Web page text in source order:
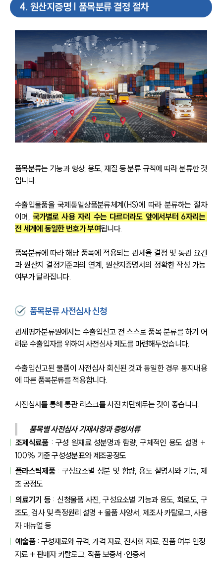
4. 원산지증명 | 품목분류 결정 절차
품목분류는 기능과 형상, 용도, 재질 등 분류 규칙에 따라 분류한 것
입니다.
수출입물품을 국제통일상품분류체계(HS)에 따라 분류하는 절차
이며, 국가별로 사용 자리 수는 다르더라도 앞에서부터 6자리는
전 세계에 동일한 번호가 부여됩니다.
품목분류에 따라 해당 품목에 적용되는 관세율 결정 및 통관 요건
과 원산지 결정기준과의 연계, 원산지증명서의 정확한 작성 가능
여부가 달라집니다.
품목분류 사전심사 신청
관세평가분류원에서는 수출입신고 전 스스로 품목 분류를 하기 어
려운 수출입자를 위하여 사전심사 제도를 마련해두었습니다.
수출입신고된 물품이 사전심사 회신된 것과 동일한 경우 통지내용
에 따른 품목분류를 적용합니다.
사전심사를 통해 통관 리스크를 사전 차단해두는 것이 좋습니다.
품목별 사전심사 기재사항과 증빙서류
조제식료품 : 구성 원재료 성분명과 함량, 구체적인 용도 설명 +
100% 기준 구성성분표와 제조공정도
플라스틱제품 : 구성요소별 성분 및 함량, 용도 설명서와 기능, 제
조 공정도
의료기기 등 : 신청물품 사진, 구성요소별 기능과 용도, 회로도, 구
조도, 검사 및 측정원리 설명 + 물품 사양서, 제조사 카탈로그, 사용
자 매뉴얼 등
예술품 : 구성재료와 규격, 가격 자료, 전시회 자료, 진품 여부 인정
자료 + 판매자 카탈로그, 작품 보증서·인증서